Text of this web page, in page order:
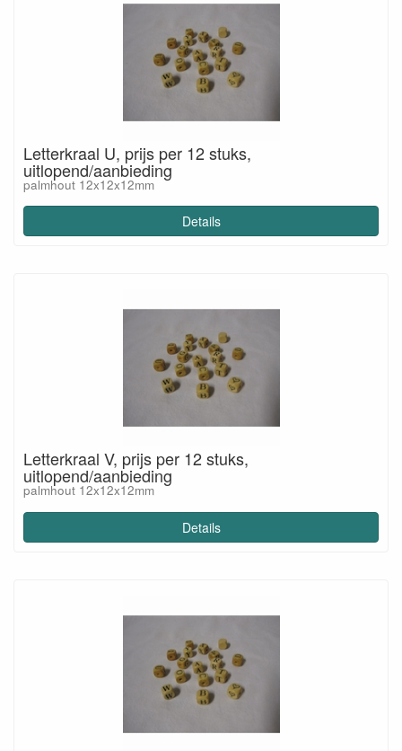
Letterkraal U, prijs per 12 stuks,
uitlopend/aanbieding
palmhout 12x12x12mm
Details
Letterkraal V, prijs per 12 stuks,
uitlopend/aanbieding
palmhout 12x12x12mm
Details